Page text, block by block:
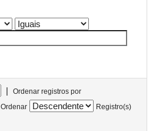
|
Ordenar registros por
Ordenar
Registro(s)